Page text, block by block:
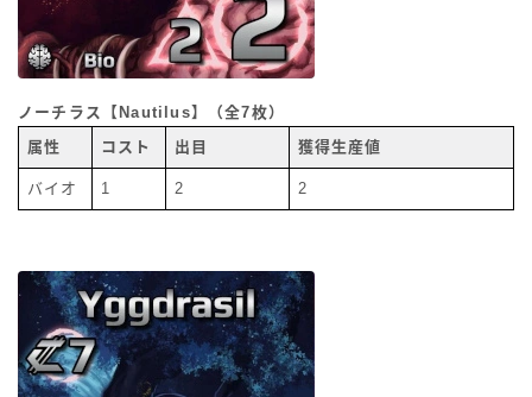
ノーチラス【Nautilus】（全7枚）
属性
コスト 出目 獲得生産値
バイオ 1 2 2